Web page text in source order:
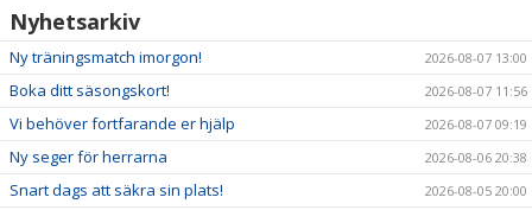
KLUBBSHOP
Nyhetsarkiv
Ny träningsmatch imorgon! 2026-08-07 13:00
Boka ditt säsongskort! 2026-08-07 11:56
Vi behöver fortfarande er hjälp 2026-08-07 09:19
Ny seger för herrarna 2026-08-06 20:38
Snart dags att säkra sin plats! 2026-08-05 20:00